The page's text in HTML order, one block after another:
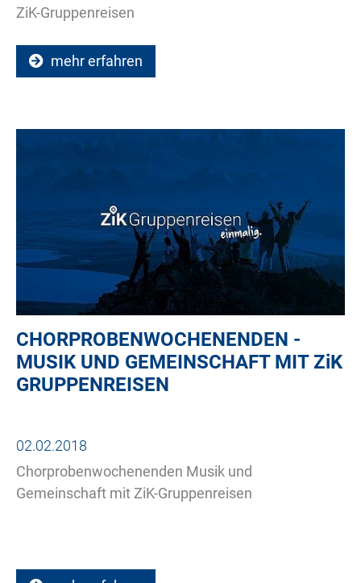
ZiK-Gruppenreisen
mehr erfahren
CHORPROBENWOCHENENDEN -
MUSIK UND GEMEINSCHAFT MITZiK
GRUPPENREISEN
02.02.2018
Chorprobenwochenenden Musik und
Gemeinschaft mit ZiK-Gruppenreisen